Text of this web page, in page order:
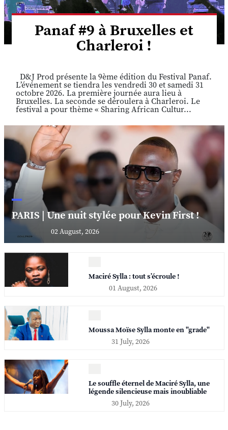
Panaf #9 à Bruxelles et
Charleroi !
D&J Prod présente la 9ème édition du Festival Panaf.
L’événement se tiendra les vendredi 30 et samedi 31
octobre 2026. La première journée aura lieu à
Bruxelles. La seconde se déroulera à Charleroi. Le
festival a pour thème « Sharing African Cultur...
PARIS | Une nuit stylée pour Kevin First !
02 August, 2026
Maciré Sylla : tout s’écroule !
01 August, 2026
Moussa Moïse Sylla monte en "grade"
31 July, 2026
Le souffle éternel de Maciré Sylla, une
légende silencieuse mais inoubliable
30 July, 2026